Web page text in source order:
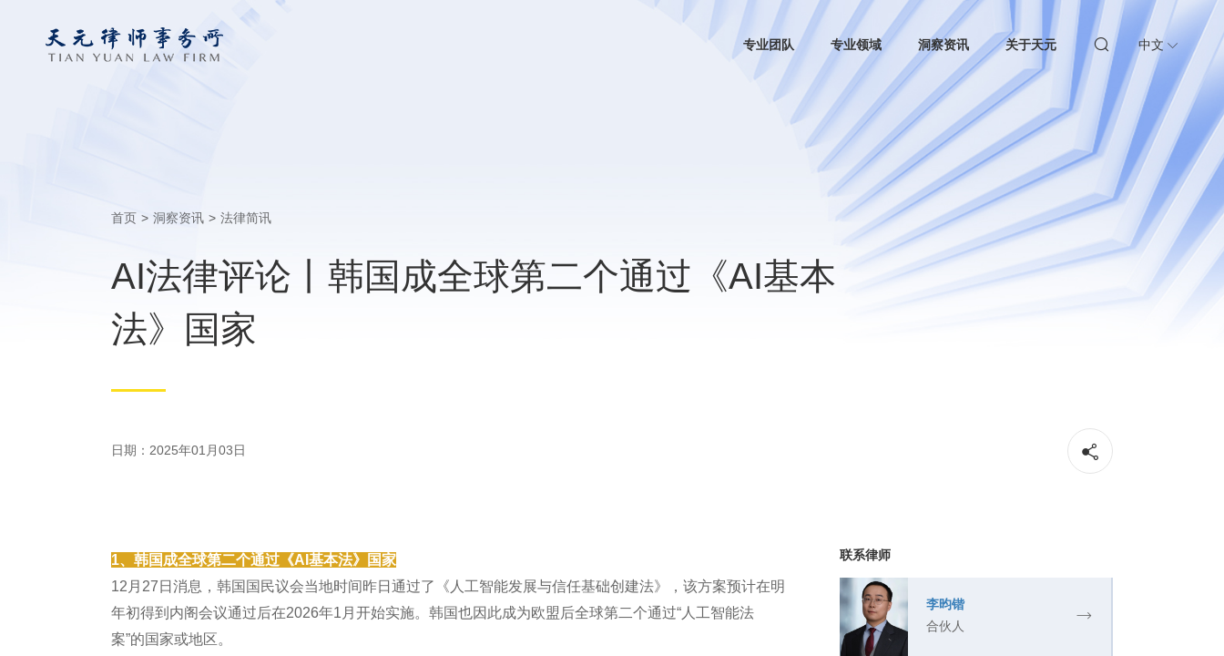
专业团队 专业领域 洞察资讯 关于天元 中文
首页 > 洞察资讯 > 法律简讯
AI法律评论丨韩国成全球第二个通过《AI基本
法》国家
日期：2025年01月03日
1、韩国成全球第二个通过《AI基本法》国家
12月27日消息，韩国国民议会当地时间昨日通过了《人工智能发展与信任基础创建法》，该方案预计在明
年初得到内阁会议通过后在2026年1月开始实施。韩国也因此成为欧盟后全球第二个通过“人工智能法
案”的国家或地区。
联系律师
李昀锴
合伙人